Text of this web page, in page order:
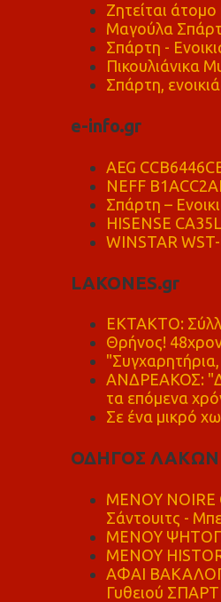
Ζητείται
Μαγούλα
Σπάρτη -
Πικουλιάνικα
Σπάρτη,
e-info.gr
AEG
NEFF
Σπάρτη –
HISENSE
WINSTAR
LAKONES.gr
ΕΚΤΑΚΤΟ:
Θρήνος!
ΑΝΔΡΕΑΚΟΣ:
τα επόμενα
Σε ένα μικρό
ΟΔΗΓΟΣ
MENOY
Σάντουιτς -
ΜΕΝΟΥ
ΜΕΝΟΥ
ΑΦΑΙ
Γυθειού